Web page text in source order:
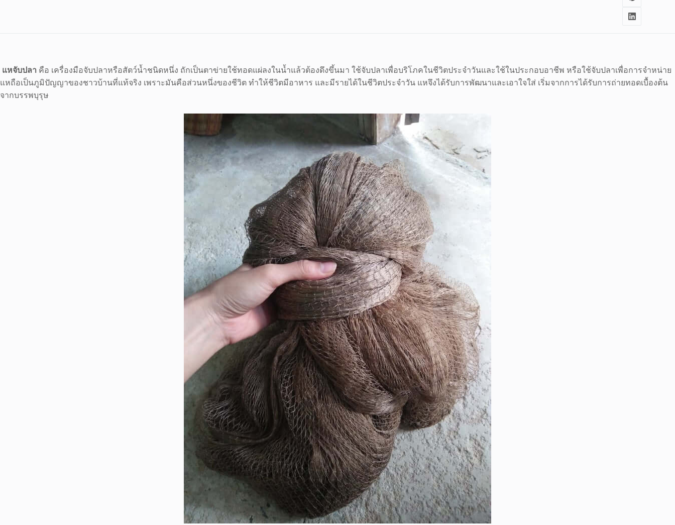
แหจับปลา คือ เครื่องมือจับปลาหรือสัตว์น้ำชนิดหนึ่ง ถักเป็นตาข่ายใช้ทอดแผ่ลงในน้ำแล้วต้องดึงขึ้นมา ใช้จับปลาเพื่อบริโภคในชีวิตประจำวันและใช้ในประกอบอาชีพ หรือใช้จับปลาเพื่อการจำหน่าย
แหถือเป็นภูมิปัญญาของชาวบ้านที่แท้จริง เพราะมันคือส่วนหนึ่งของชีวิต ทำให้ชีวิตมีอาหาร และมีรายได้ในชีวิตประจำวัน แหจึงได้รับการพัฒนาและเอาใจใส่ เริ่มจากการได้รับการถ่ายทอดเบื้องต้น
จากบรรพบุรุษ